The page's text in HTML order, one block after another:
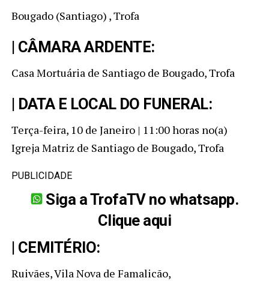
Bougado (Santiago) , Trofa
| CÂMARA ARDENTE:
Casa Mortuária de Santiago de Bougado, Trofa
| DATA E LOCAL DO FUNERAL:
Terça-feira, 10 de Janeiro | 11:00 horas no(a)
Igreja Matriz de Santiago de Bougado, Trofa
PUBLICIDADE
Siga a TrofaTV no whatsapp.
Clique aqui
| CEMITÉRIO:
Ruivães, Vila Nova de Famalicão,